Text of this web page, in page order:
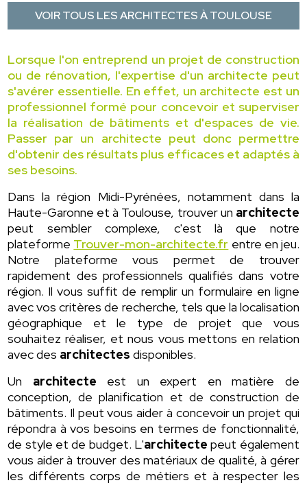
VOIR TOUS LES ARCHITECTES À TOULOUSE
Lorsque l'on entreprend un projet de construction
ou de rénovation, l'expertise d'un architecte peut
s'avérer essentielle. En effet, un architecte est un
professionnel formé pour concevoir et superviser
la réalisation de bâtiments et d'espaces de vie.
Passer par un architecte peut donc permettre
d'obtenir des résultats plus efficaces et adaptés à
ses besoins.
Dans la région Midi-Pyrénées, notamment dans la
Haute-Garonne et à Toulouse, trouver un architecte
peut sembler complexe, c'est là que notre
plateforme Trouver-mon-architecte.fr entre en jeu.
Notre plateforme vous permet de trouver
rapidement des professionnels qualifiés dans votre
région. Il vous suffit de remplir un formulaire en ligne
avec vos critères de recherche, tels que la localisation
géographique et le type de projet que vous
souhaitez réaliser, et nous vous mettons en relation
avec des architectes disponibles.
Un architecte est un expert en matière de
conception, de planification et de construction de
bâtiments. Il peut vous aider à concevoir un projet qui
répondra à vos besoins en termes de fonctionnalité,
de style et de budget. L'architecte peut également
vous aider à trouver des matériaux de qualité, à gérer
les différents corps de métiers et à respecter les